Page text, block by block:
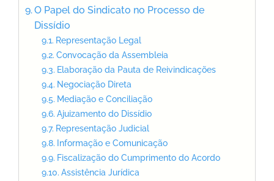
O Papel do Sindicato no Processo de
Dissídio
Representação Legal
Convocação da Assembleia
Elaboração da Pauta de Reivindicações
Negociação Direta
Mediação e Conciliação
Ajuizamento do Dissídio
Representação Judicial
Informação e Comunicação
Fiscalização do Cumprimento do Acordo
Assistência Jurídica